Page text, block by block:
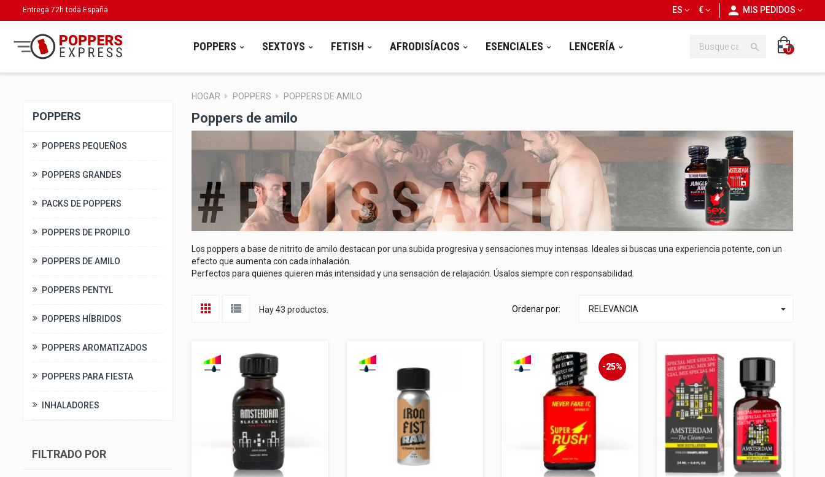
Entrega 72h toda España personnMIS PEDIDOS
€
ES
POPPERS SEXTOYS FETISH AFRODISÍACOS ESENCIALES LENCERÍA  0
POPPERS
POPPERS PEQUEÑOS
POPPERS GRANDES
PACKS DE POPPERS
POPPERS DE PROPILO
POPPERS DE AMILO
POPPERS PENTYL
POPPERS HÍBRIDOS
POPPERS AROMATIZADOS
POPPERS PARA FIESTA
INHALADORES
FILTRADO POR
HOGAR POPPERS POPPERS DE AMILO
Poppers de amilo
Los poppers a base de nitrito de amilo destacan por una subida progresiva y sensaciones muy intensas. Ideales si buscas una experiencia potente, con un
efecto que aumenta con cada inhalación.
Perfectos para quienes quieren más intensidad y una sensación de relajación. Úsalos siempre con responsabilidad.
Hay 43 productos. Ordenar por: RELEVANCIA 
-25%